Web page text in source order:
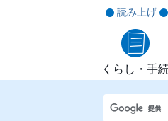
読み上げ
くらし・手